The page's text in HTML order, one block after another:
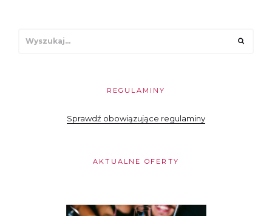
REGULAMINY
Sprawdź obowiązujące regulaminy
AKTUALNE OFERTY